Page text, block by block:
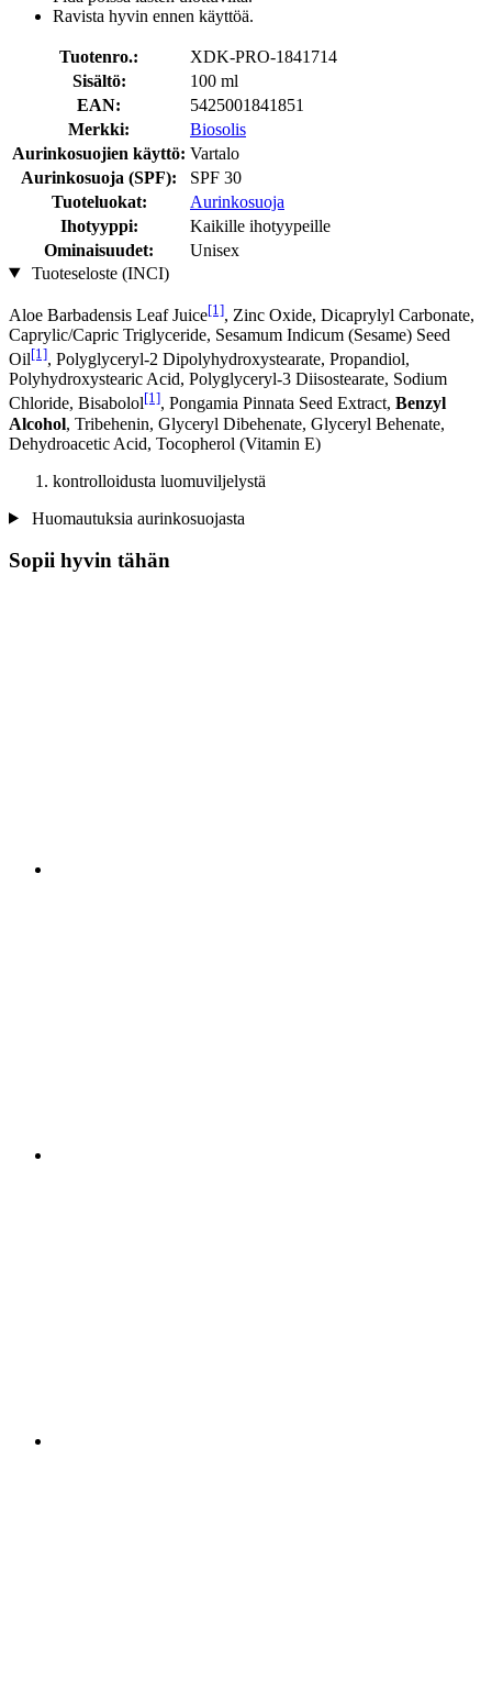
Ravista hyvin ennen käyttöä.
Tuotenro.:
XDK-PRO-1841714
Sisältö:
100 ml
EAN:
5425001841851
Merkki:
Biosolis
Aurinkosuojien käyttö: Vartalo
Aurinkosuoja (SPF):
SPF 30
Tuoteluokat:
Aurinkosuoja
Ihotyyppi:
Kaikille ihotyypeille
Ominaisuudet:
Unisex
Tuoteseloste (INCI)
Aloe Barbadensis Leaf Juice[1], Zinc Oxide, Dicaprylyl Carbonate,
Caprylic/Capric Triglyceride, Sesamum Indicum (Sesame) Seed
Oil[1], Polyglyceryl-2 Dipolyhydroxystearate, Propandiol,
Polyhydroxystearic Acid, Polyglyceryl-3 Diisostearate, Sodium
Chloride, Bisabolol[1], Pongamia Pinnata Seed Extract, Benzyl
Alcohol, Tribehenin, Glyceryl Dibehenate, Glyceryl Behenate,
Dehydroacetic Acid, Tocopherol (Vitamin E)
kontrolloidusta luomuviljelystä
Huomautuksia aurinkosuojasta
Sopii hyvin tähän